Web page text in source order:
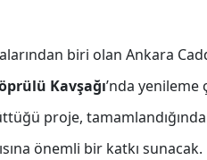
biri olan Ankara
Kavşağı’nda yenileme
proje,
önemli bir katkı sunacak.